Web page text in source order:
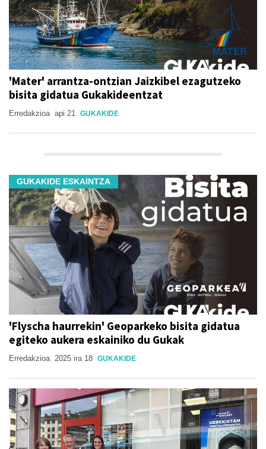
'Mater' arrantza-ontzian Jaizkibel ezagutzeko
bisita gidatua Gukakideentzat
Erredakzioa api 21 GUKAKIDE
GUKAKIDE ESKAINTZA
'Flyscha haurrekin' Geoparkeko bisita gidatua
egiteko aukera eskainiko du Gukak
Erredakzioa 2025 ira 18 GUKAKIDE